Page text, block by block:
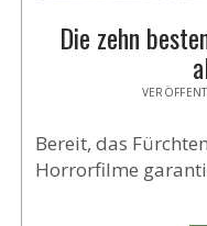
Die zehn
Bereit, das
Horrorfilme